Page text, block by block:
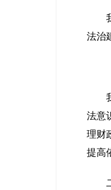
我
法治
（
我
法意
理财
提高
二